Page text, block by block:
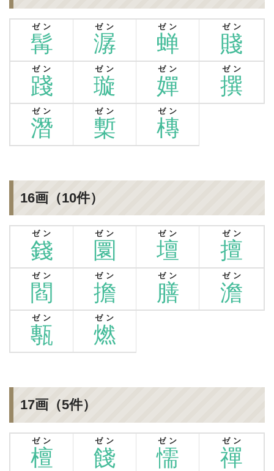
髯
ゼン
潺
ゼン
蝉
ゼン
賤
ゼン
踐
ゼン
璇
ゼン
嬋
ゼン
撰
ゼン
潛
ゼン
槧
ゼン
槫
ゼン
16画（10件）
錢
ゼン
圜
ゼン
壇
ゼン
擅
ゼン
閻
ゼン
擔
ゼン
膳
ゼン
澹
ゼン
甎
ゼン
燃
ゼン
17画（5件）
檀
ゼン
餞
ゼン
懦
ゼン
禪
ゼン